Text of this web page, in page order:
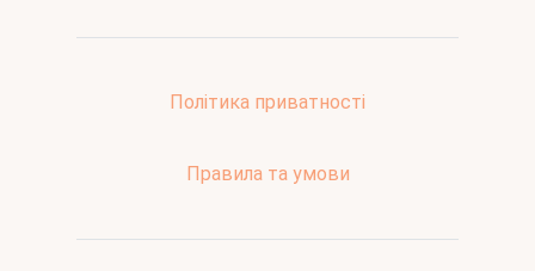
Політика приватності
Правила та умови